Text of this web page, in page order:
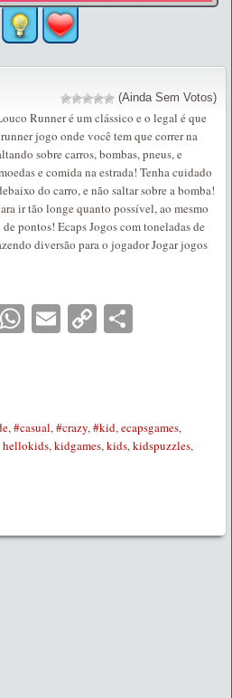
(Ainda Sem Votos)
Runner é um clássico e o legal é que
jogo onde você tem que correr na
sobre carros, bombas, pneus, e
e comida na estrada! Tenha cuidado
do carro, e não saltar sobre a bomba!
ir tão longe quanto possível, ao mesmo
pontos! Ecaps Jogos com toneladas de
diversão para o jogador Jogar jogos
Messenger
WhatsApp
EmailCopy
,#casual,#crazy,#kid,ecapsgames,
hellokids,kidgames,kids,kidspuzzles,